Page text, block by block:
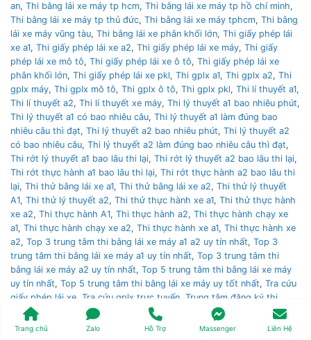
an, Thi bằng lái xe máy tp hcm, Thi bằng lái xe máy tp hồ chí minh,
Thi bằng lái xe máy tp thủ đức, Thi bằng lái xe máy tphcm, Thi bằng
lái xe máy vũng tàu, Thi bằng lái xe phân khối lớn, Thi giấy phép lái
xe a1, Thi giấy phép lái xe a2, Thi giấy phép lái xe máy, Thi giấy
phép lái xe mô tô, Thi giấy phép lái xe ô tô, Thi giấy phép lái xe
phân khối lớn, Thi giấy phép lái xe pkl, Thi gplx a1, Thi gplx a2, Thi
gplx máy, Thi gplx mô tô, Thi gplx ô tô, Thi gplx pkl, Thi lí thuyết a1,
Thi lí thuyết a2, Thi lí thuyết xe máy, Thi lý thuyết a1 bao nhiêu phút,
Thi lý thuyết a1 có bao nhiêu câu, Thi lý thuyết a1 làm đúng bao
nhiêu câu thì đạt, Thi lý thuyết a2 bao nhiêu phút, Thi lý thuyết a2
có bao nhiêu câu, Thi lý thuyết a2 làm đúng bao nhiêu câu thì đạt,
Thi rớt lý thuyết a1 bao lâu thi lại, Thi rớt lý thuyết a2 bao lâu thi lại,
Thi rớt thực hành a1 bao lâu thi lại, Thi rớt thực hành a2 bao lâu thi
lại, Thi thử bằng lái xe a1, Thi thử bằng lái xe a2, Thi thử lý thuyết
A1, Thi thử lý thuyết a2, Thi thử thực hành xe a1, Thi thử thực hành
xe a2, Thi thực hành A1, Thi thực hành a2, Thi thực hành chạy xe
a1, Thi thực hành chạy xe a2, Thi thực hành xe a1, Thi thực hành xe
a2, Top 3 trung tâm thi bằng lái xe máy a1 a2 uy tín nhất, Top 3
trung tâm thi bằng lái xe máy a1 uy tín nhất, Top 3 trung tâm thi
bằng lái xe máy a2 uy tín nhất, Top 5 trung tâm thi bằng lái xe máy
uy tín nhất, Top 5 trung tâm thi bằng lái xe máy uy tốt nhất, Tra cứu
giấy phép lái xe Tra cứu gplx trực tuyến Trung tâm đăng ký thi
bằng lái xe nào uy tín nhất
Trung tâm thi bằng lái trung ương 3,
Trung tâm thi bằng lái xe á châu,Trung tâm thi bằng lái xe an cư
Trang chủ Zalo Hỗ Trợ Massenger Liên Hệ